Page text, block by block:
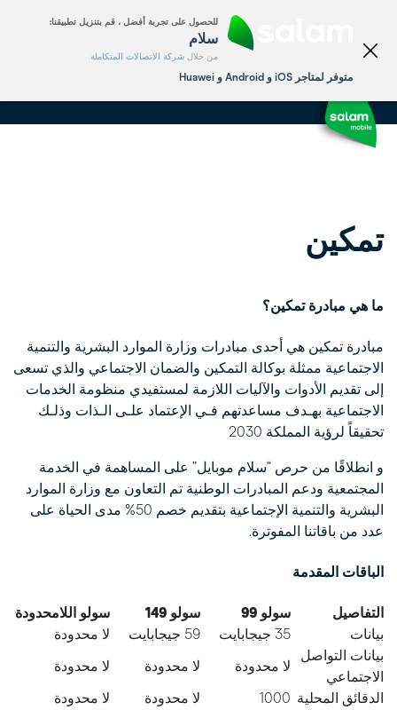
للحصول على تجربة أفضل ، قم بتنزيل تطبيقنا:
سلام
من خلال شركة الاتصالات المتكاملة
متوفر لمتاجر iOS و Android و Huawei
الأعمال English
تمكين
ما هي مبادرة تمكين؟
مبادرة تمكين هي أحدى مبادرات وزارة الموارد البشرية والتنمية
الاجتماعية ممثلة بوكالة التمكين والضمان الاجتماعي والذي تسعى
إلى تقديم الأدوات والآليات اللازمة لمستفيدي منظومة الخدمات
الاجتماعية بهـدف مساعدتهم فـي الإعتماد علـى الـذات وذلـك
تحقيقاً لرؤية المملكة 2030
و انطلاقًا من حرص “سلام موبايل” على المساهمة في الخدمة
المجتمعية ودعم المبادرات الوطنية تم التعاون مع وزارة الموارد
البشرية والتنمية الإجتماعية بتقديم خصم 50% مدى الحياة على
عدد من باقاتنا المفوترة.
الباقات المقدمة
التفاصيل سولو 99 سولو 149
سولو اللامحدودة
بيانات
35 جيجابايت 59 جيجابايت
لا محدودة
بيانات التواصل
الاجتماعي
لا محدودة لا محدودة
لا محدودة
الدقائق المحلية 1000 لا محدودة
لا محدودة